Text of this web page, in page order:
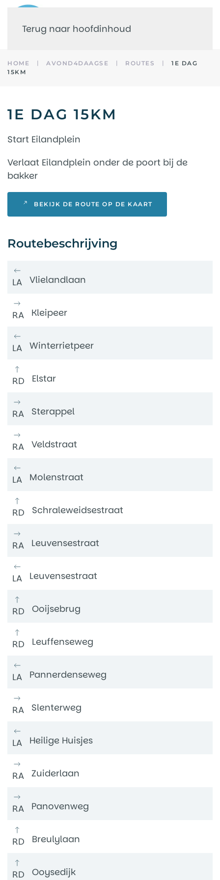
Terug naar hoofdinhoud
HOME AVOND4DAAGSE ROUTES
1E DAG
15KM
1E DAG 15KM
Start Eilandplein
Verlaat Eilandplein onder de poort bij de
bakker
BEKIJK DE ROUTE OP DE KAART
Routebeschrijving
LA Vlielandlaan
RA Kleipeer
LA Winterrietpeer
RD Elstar
RA Sterappel
RA Veldstraat
LA Molenstraat
RD Schraleweidsestraat
RA Leuvensestraat
LA Leuvensestraat
RD Ooijsebrug
RD Leuffenseweg
LA Pannerdenseweg
RA Slenterweg
LA Heilige Huisjes
RA Zuiderlaan
RA Panovenweg
RD Breulylaan
RD Ooysedijk